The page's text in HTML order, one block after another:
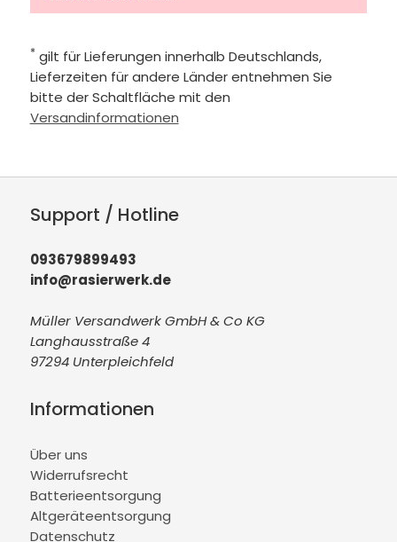
* gilt für Lieferungen innerhalb Deutschlands,
Lieferzeiten für andere Länder entnehmen Sie
bitte der Schaltfläche mit den
Versandinformationen
Support / Hotline
093679899493
info@rasierwerk.de
Müller Versandwerk GmbH & Co KG
Langhausstraße 4
97294 Unterpleichfeld
Informationen
Über uns
Widerrufsrecht
Batterieentsorgung
Altgeräteentsorgung
Datenschutz